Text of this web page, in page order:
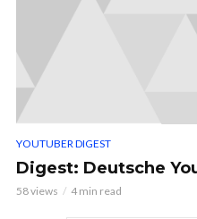
YOUTUBER DIGEST
Digest: Deutsche
58 views 4 min read